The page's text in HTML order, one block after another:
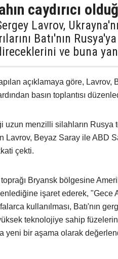
caydırıcı
Lavrov,
Batı'nın
ve buna
açıklamaya göre,
basın toplantısı
menzilli silahların Rusya
Beyaz Saray ile ABD
çekti.
Bryansk bölgesine
işaret ederek, "Gece
kullanılması, Batı'nın
teknolojiye sahip
yeni bir aşama olarak